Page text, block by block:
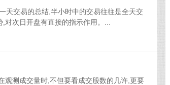
天交易的总结,半小时中的交易往往是全天交
次日开盘有直接的指示作用。...
观测成交量时,不但要看成交股数的几许,更要